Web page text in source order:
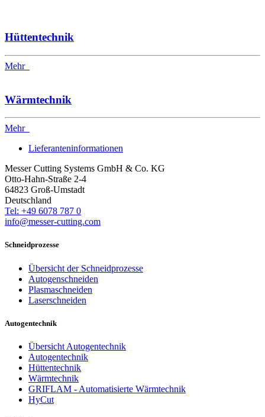
Hüttentechnik
Mehr
Wärmtechnik
Mehr
Lieferanteninformationen
Messer Cutting Systems GmbH & Co. KG
Otto-Hahn-Straße 2-4
64823 Groß-Umstadt
Deutschland
Tel: +49 6078 787 0
info@messer-cutting.com
Schneidprozesse
Übersicht der Schneidprozesse
Autogenschneiden
Plasmaschneiden
Laserschneiden
Autogentechnik
Übersicht Autogentechnik
Autogentechnik
Hüttentechnik
Wärmtechnik
GRIFLAM - Automatisierte Wärmtechnik
HyCut